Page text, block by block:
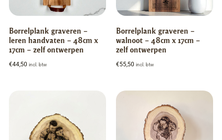
Borrelplank graveren –
leren handvaten – 48cm x
17cm – zelf ontwerpen
€44,50 incl. btw
Borrelplank graveren –
walnoot – 48cm x 17cm –
zelf ontwerpen
€55,50 incl. btw